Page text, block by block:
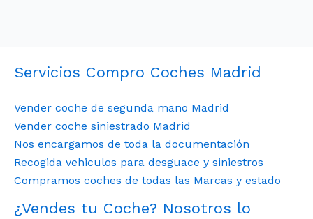
Servicios Compro Coches Madrid
Vender coche de segunda mano Madrid
Vender coche siniestrado Madrid
Nos encargamos de toda la documentación
Recogida vehiculos para desguace y siniestros
Compramos coches de todas las Marcas y estado
¿Vendes tu Coche? Nosotros lo